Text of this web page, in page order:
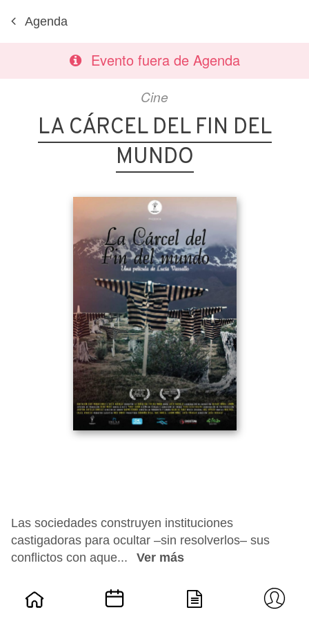
Agenda
Evento fuera de Agenda
Cine
LA CÁRCEL DEL FIN DEL
MUNDO
Las sociedades construyen instituciones
castigadoras para ocultar –sin resolverlos– sus
conflictos con aque...
Ver más